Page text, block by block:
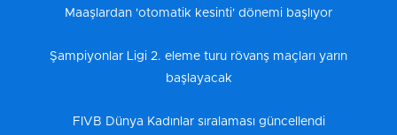
Maaşlardan 'otomatik kesinti' dönemi başlıyor
Şampiyonlar Ligi 2. eleme turu rövanş maçları yarın
başlayacak
FIVB Dünya Kadınlar sıralaması güncellendi